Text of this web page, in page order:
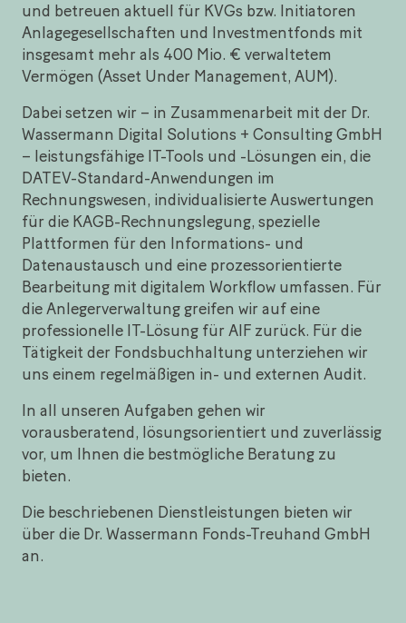
und betreuen aktuell für KVGs bzw. Initiatoren
Anlagegesellschaften und Investmentfonds mit
insgesamt mehr als 400 Mio. € verwaltetem
Vermögen (Asset Under Management, AUM).
Dabei setzen wir – in Zusammenarbeit mit der Dr.
Wassermann Digital Solutions + Consulting GmbH
– leistungsfähige IT-Tools und -Lösungen ein, die
DATEV-Standard-Anwendungen im
Rechnungswesen, individualisierte Auswertungen
für die KAGB-Rechnungslegung, spezielle
Plattformen für den Informations- und
Datenaustausch und eine prozessorientierte
Bearbeitung mit digitalem Workflow umfassen. Für
die Anlegerverwaltung greifen wir auf eine
professionelle IT-Lösung für AIF zurück. Für die
Tätigkeit der Fondsbuchhaltung unterziehen wir
uns einem regelmäßigen in- und externen Audit.
In all unseren Aufgaben gehen wir
vorausberatend, lösungsorientiert und zuverlässig
vor, um Ihnen die bestmögliche Beratung zu
bieten.
Die beschriebenen Dienstleistungen bieten wir
über die Dr. Wassermann Fonds-Treuhand GmbH
an.